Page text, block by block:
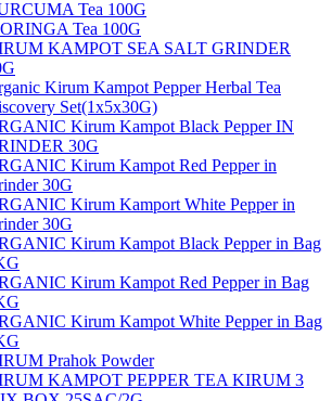
Tea 100G
Tea 100G
KAMPOT SEA SALT GRINDER
Kirum Kampot Pepper Herbal Tea
Set(1x5x30G)
Kirum Kampot Black Pepper IN
30G
Kirum Kampot Red Pepper in
30G
Kirum Kamport White Pepper in
30G
Kirum Kampot Black Pepper in Bag
Kirum Kampot Red Pepper in Bag
Kirum Kampot White Pepper in Bag
Prahok Powder
KAMPOT PEPPER TEA KIRUM 3